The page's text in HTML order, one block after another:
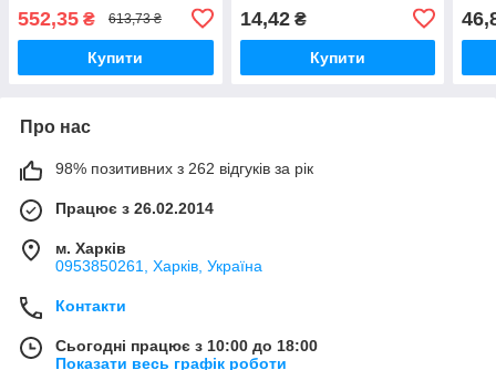
552,35 ₴ 613,73 ₴
Купити
14,42₴
Купити
Про нас
98% позитивних з 262 відгуків за рік
Працює з 26.02.2014
м. Харків
0953850261, Харків, Україна
Контакти
Сьогодні працює з 10:00 до 18:00
Показати весь графік роботи